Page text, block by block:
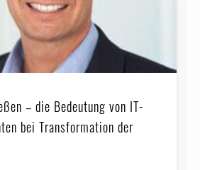
– die Bedeutung von IT-
bei Transformation der